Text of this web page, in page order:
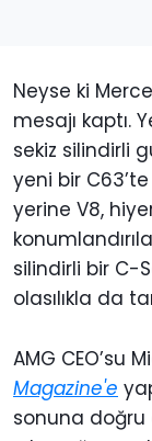
Neyse ki
mesajı kaptı.
sekiz silindirli
yeni bir
yerine V8,
silindirli bir C-
olasılıkla da
AMG CEO’su
Magazine'e
sonuna doğru